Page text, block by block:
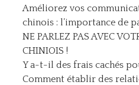
Améliorez vos
chinois : l’importance de
NE PARLEZ PAS AVEC
CHINIOIS !
Y a-t-il des frais cachés
Comment établir des